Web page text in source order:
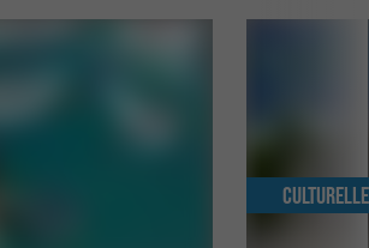
Culturelle